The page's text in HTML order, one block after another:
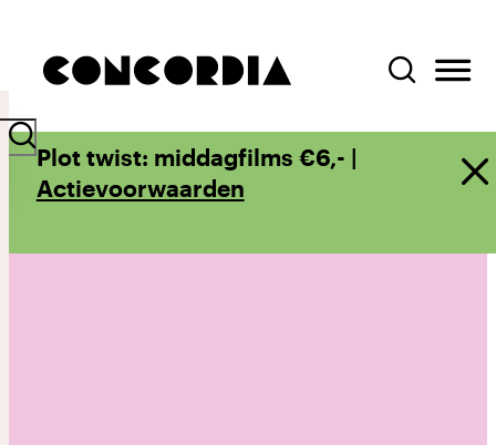
Plot twist: middagfilms €6,- |
Actievoorwaarden